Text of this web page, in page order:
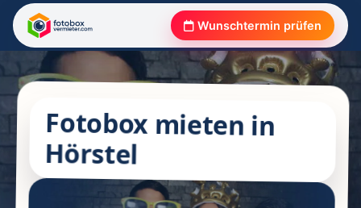
Wunschtermin prüfen
Fotobox mieten in
Hörstel